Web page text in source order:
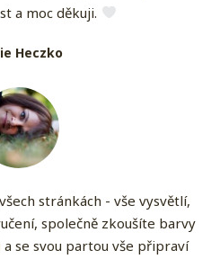
a moc děkuji.
Heczko
stránkách - vše vysvětlí,
společně zkoušíte barvy
se svou partou vše připraví